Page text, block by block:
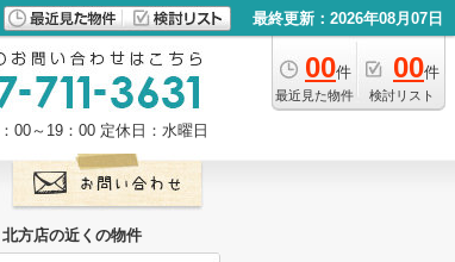
最終更新：2026年08月07日
00件
最近見た物件
00件
検討リスト
00～19：00 定休日：水曜日
方店の近くの物件